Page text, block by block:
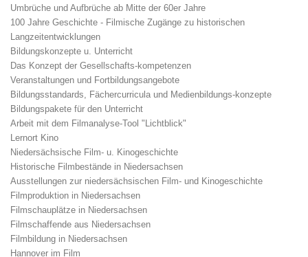
Umbrüche und Aufbrüche ab Mitte der 60er Jahre
100 Jahre Geschichte - Filmische Zugänge zu historischen
Langzeitentwicklungen
Bildungskonzepte u. Unterricht
Das Konzept der Gesellschafts-kompetenzen
Veranstaltungen und Fortbildungsangebote
Bildungsstandards, Fächercurricula und Medienbildungs-konzepte
Bildungspakete für den Unterricht
Arbeit mit dem Filmanalyse-Tool "Lichtblick"
Lernort Kino
Niedersächsische Film- u. Kinogeschichte
Historische Filmbestände in Niedersachsen
Ausstellungen zur niedersächsischen Film- und Kinogeschichte
Filmproduktion in Niedersachsen
Filmschauplätze in Niedersachsen
Filmschaffende aus Niedersachsen
Filmbildung in Niedersachsen
Hannover im Film